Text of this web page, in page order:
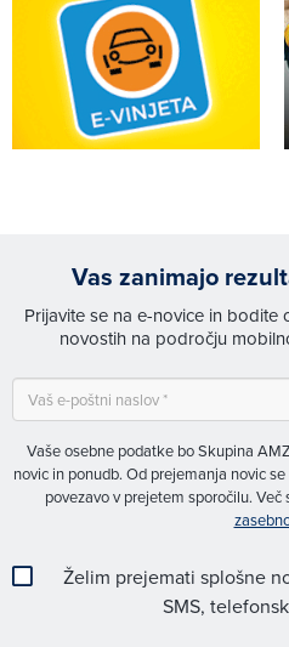
Vas zanimajo
Prijavite se na e-novice in bodite
novostih na področju
Vaše osebne podatke bo Skupina
novic in ponudb. Od prejemanja novic
povezavo v prejetem sporočilu.
Želim prejemati splošne
SMS,